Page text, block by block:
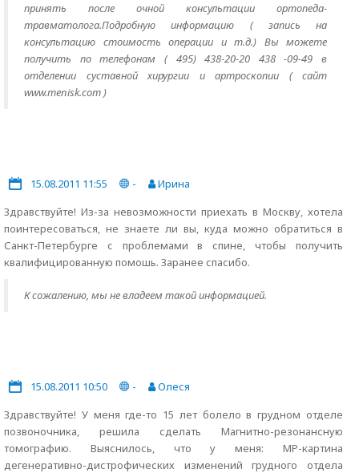
принять после очной консультации ортопеда-
травматолога.Подробную информацию ( запись на
консультацию стоимость операции и т.д.) Вы можете
получить по телефонам ( 495) 438-20-20 438 -09-49 в
отделении суставной хирургии и артроскопии ( сайт
www.menisk.com )
15.08.2011 11:55 -
Ирина
Здравствуйте! Из-за невозможности приехать в Москву, хотела
поинтересоваться, не знаете ли вы, куда можно обратиться в
Санкт-Петербурге с проблемами в спине, чтобы получить
квалифицированную помошь. Заранее спасибо.
К сожалению, мы не владеем такой информацией.
15.08.2011 10:50 -
Олеся
Здравствуйте! У меня где-то 15 лет болело в грудном отделе
позвоночника, решила сделать Магнитно-резонансную
томографию. Выяснилось, что у меня: МР-картина
дегенеративно-дистрофических изменений грудного отдела